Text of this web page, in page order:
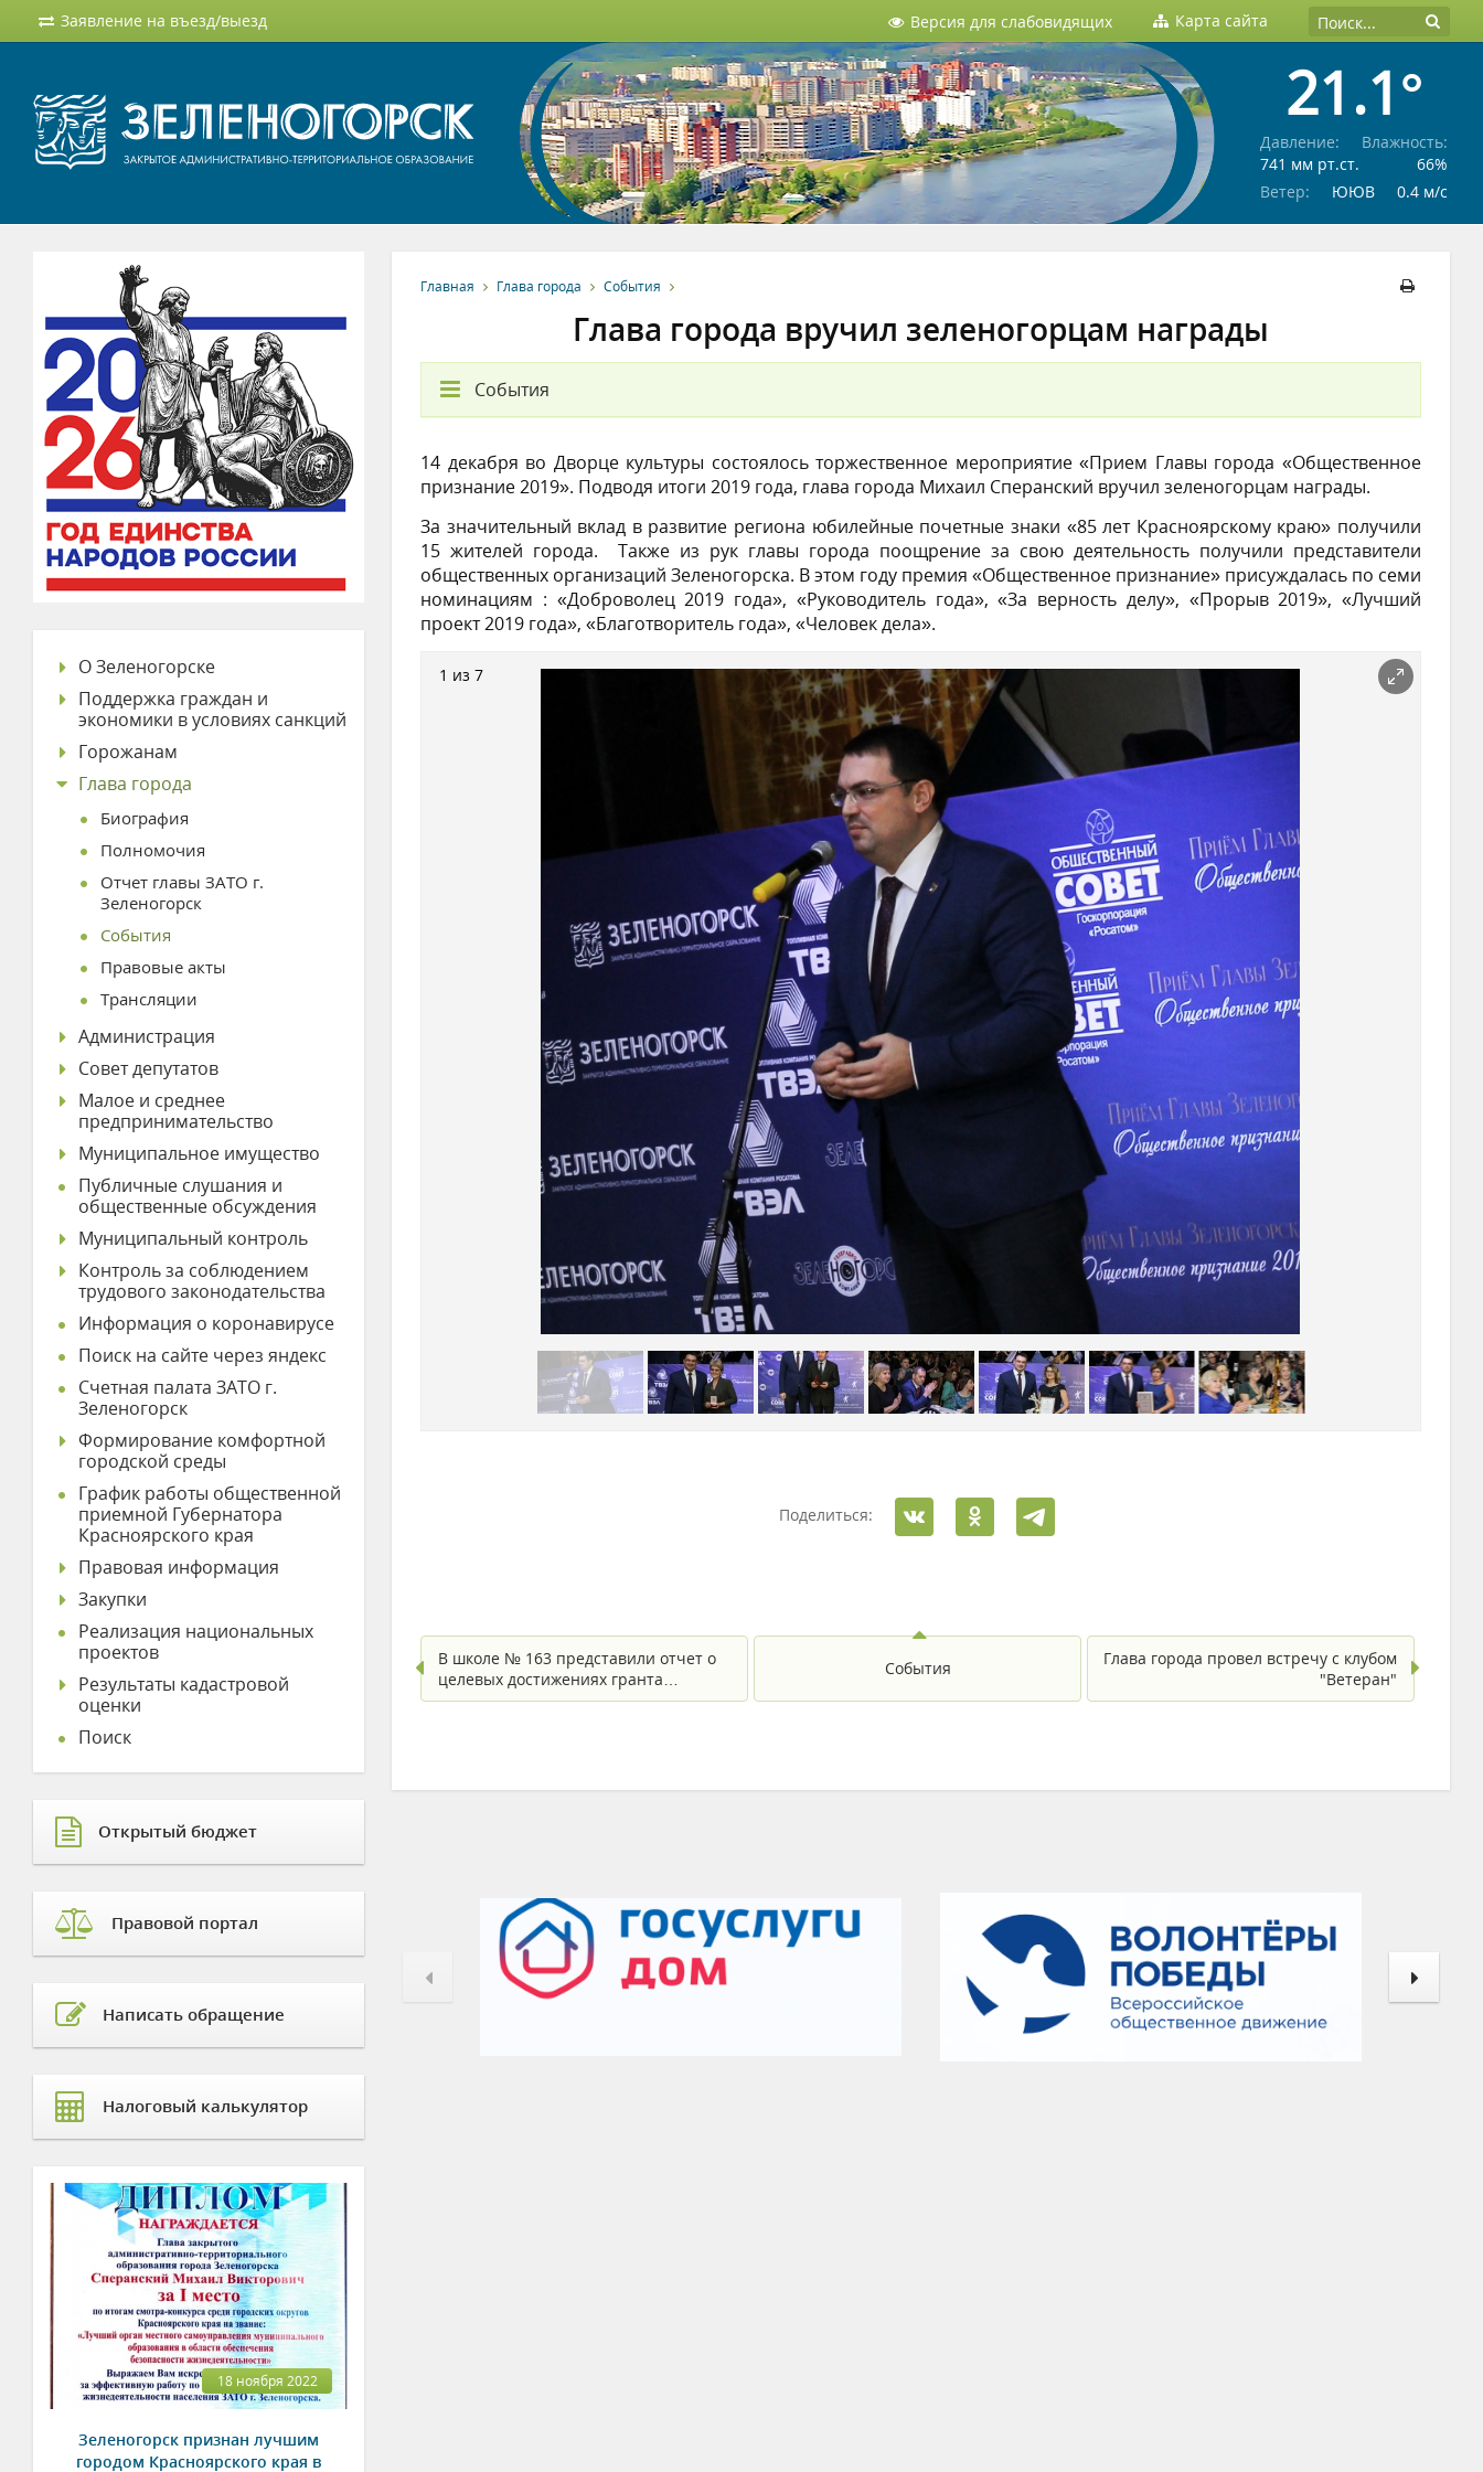
Заявление на въезд/выезд Версия для слабовидящих Карта сайта
21.1°
Давление:
741 мм рт.ст.
Влажность:
66%
Ветер:
ЮЮВ 0.4 м/c
Главная Глава города События
Глава города вручил зеленогорцам награды
События
14 декабря во Дворце культуры состоялось торжественное мероприятие «Прием Главы города «Общественное
признание 2019». Подводя итоги 2019 года, глава города Михаил Сперанский вручил зеленогорцам награды.
За значительный вклад в развитие региона юбилейные почетные знаки «85 лет Красноярскому краю» получили
15 жителей города. Также из рук главы города поощрение за свою деятельность получили представители
общественных организаций Зеленогорска. В этом году премия «Общественное признание» присуждалась по семи
номинациям : «Доброволец 2019 года», «Руководитель года», «За верность делу», «Прорыв 2019», «Лучший
проект 2019 года», «Благотворитель года», «Человек дела».
1 из 7
Поделиться:
В школе № 163 представили отчет о
целевых достижениях гранта…
События
Глава города провел встречу с клубом
"Ветеран"
О Зеленогорске
Поддержка граждан и
экономики в условиях санкций
Горожанам
Глава города
Биография
Полномочия
Отчет главы ЗАТО г.
Зеленогорск
События
Правовые акты
Трансляции
Администрация
Совет депутатов
Малое и среднее
предпринимательство
Муниципальное имущество
Публичные слушания и
общественные обсуждения
Муниципальный контроль
Контроль за соблюдением
трудового законодательства
Информация о коронавирусе
Поиск на сайте через яндекс
Счетная палата ЗАТО г.
Зеленогорск
Формирование комфортной
городской среды
График работы общественной
приемной Губернатора
Красноярского края
Правовая информация
Закупки
Реализация национальных
проектов
Результаты кадастровой
оценки
Поиск
Открытый бюджет
Правовой портал
Написать обращение
Налоговый калькулятор
18 ноября 2022
Зеленогорск признан лучшим
городом Красноярского края в